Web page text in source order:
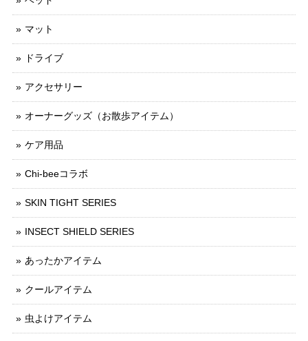
マット
ドライブ
アクセサリー
オーナーグッズ（お散歩アイテム）
ケア用品
Chi-beeコラボ
SKIN TIGHT SERIES
INSECT SHIELD SERIES
あったかアイテム
クールアイテム
虫よけアイテム